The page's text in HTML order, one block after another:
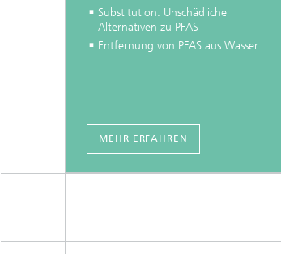
Substitution: Unschädliche
Alternativen zu PFAS
Entfernung von PFAS aus Wasser
MEHR ERFAHREN